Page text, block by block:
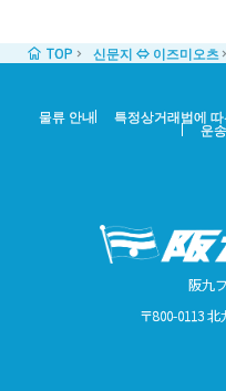
TOP 신문지 ⇔ 이즈미오츠
물류 안내 특정상거래법에
운
阪九
〒800-0113